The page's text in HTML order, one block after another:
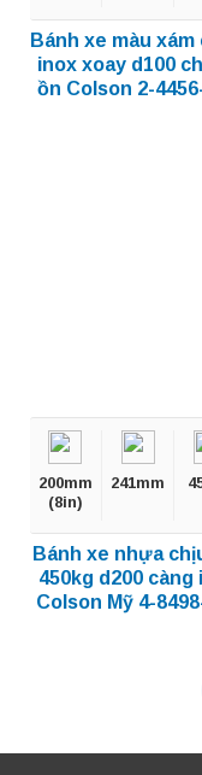
Bánh xe màu xám
inox xoay d100
ồn Colson 2-
200mm
(8in)
241mm
Bánh xe nhựa
450kg d200 càng
Colson Mỹ 4-